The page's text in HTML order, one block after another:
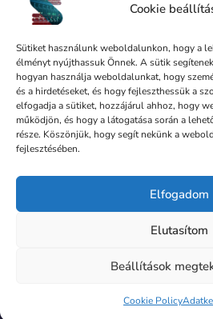
Cookie
Sütiket használunk weboldalunkon, hogy a
élményt nyújthassuk Önnek. A sütik
hogyan használja weboldalunkat, hogy
és a hirdetéseket, és hogy fejleszthessük a
elfogadja a sütiket, hozzájárul ahhoz, hogy
működjön, és hogy a látogatása során a
része. Köszönjük, hogy segít nekünk a
fejlesztésében.
Elfogadom
Elutasítom
Beállítások
Cookie Policy
+36 1 690